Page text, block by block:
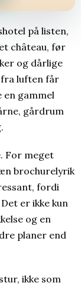
på listen,
château, før
og dårlige
fra luften får
en gammel
gårdrum
For meget
brochurelyrik
fordi
er ikke kun
og en
planer end
ikke som